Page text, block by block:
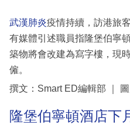
武漢肺炎疫情持續，訪港旅
有媒體引述職員指隆堡伯寧
築物將會改建為寫字樓，現
僱。
撰文：Smart ED編輯部 ｜
隆堡伯寧頓酒店下